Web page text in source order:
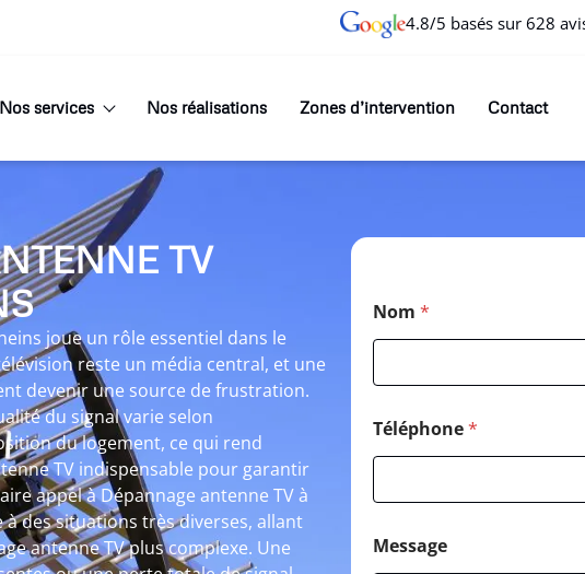
4.8/5 basés sur 628
Nos services Nos réalisations Zones d’intervention Contact
TV
joue un rôle essentiel dans le
reste un média central, et une
devenir une source de frustration.
du signal varie selon
du logement, ce qui rend
TV indispensable pour garantir
appel à Dépannage antenne TV à
des situations très diverses, allant
antenne TV plus complexe. Une
Nom *
Téléphone*
Message